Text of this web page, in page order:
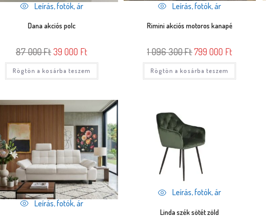
Leírás, fotók, ár
Dana akciós polc
87 000Ft 39 000 Ft
Rögtön a kosárba teszem
Leírás, fotók, ár
Rimini akciós motoros kanapé
1 096 300Ft799 000 Ft
Rögtön a kosárba teszem
Leírás, fotók, ár
Leírás, fotók, ár
Linda szék sötét zöld